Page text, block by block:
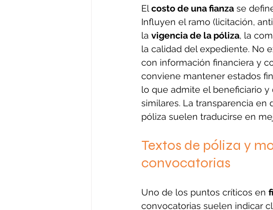
El costo de una fianza se
Influyen el ramo (licitación,
la vigencia de la póliza, la
la calidad del expediente. No
con información financiera y
conviene mantener estados
lo que admite el beneficiario
similares. La transparencia
póliza suelen traducirse en
Textos de póliza y
convocatorias
Uno de los puntos críticos en
convocatorias suelen indicar